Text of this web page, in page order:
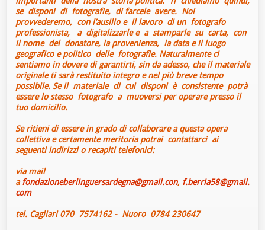
se disponi di fotografie, di farcele avere. Noi
provvederemo, con l’ausilio e il lavoro di un fotografo
professionista, a digitalizzarle e a stamparle su carta, con
il nome del donatore, la provenienza, la data e il luogo
geografico e politico delle fotografie. Naturalmente ci
sentiamo in dovere di garantirti, sin da adesso, che il materiale
originale ti sarà restituito integro e nel più breve tempo
possibile. Se il materiale di cui disponi è consistente potrà
essere lo stesso fotografo a muoversi per operare presso il
tuo domicilio.
Se ritieni di essere in grado di collaborare a questa opera
collettiva e certamente meritoria potrai contattarci ai
seguenti indirizzi o recapiti telefonici:
via mail
afondazioneberlinguersardegna@gmail.con, f.berria58@gmail.
com
tel. Cagliari 070 7574162 - Nuoro 0784 230647